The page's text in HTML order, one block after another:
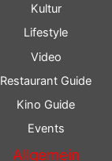
Kultur
Lifestyle
Video
Restaurant Guide
Kino Guide
Events
Allgemein